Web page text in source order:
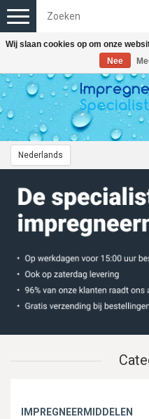
Nederlands
Toggle
navigation
IMPREGNEERMIDDELEN
Wij slaan cookies op om onze
Nee